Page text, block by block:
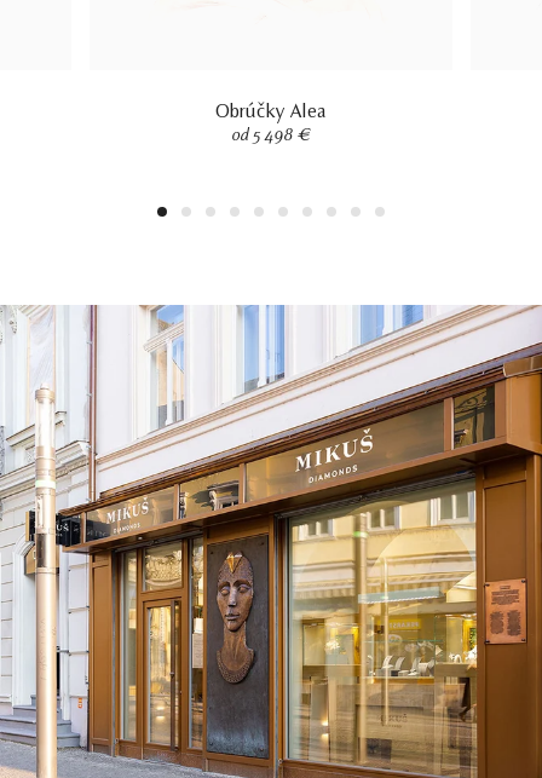
Obrúčky Alea
od 5 498 €
1 2 3 4 5 6 7 8 9 10